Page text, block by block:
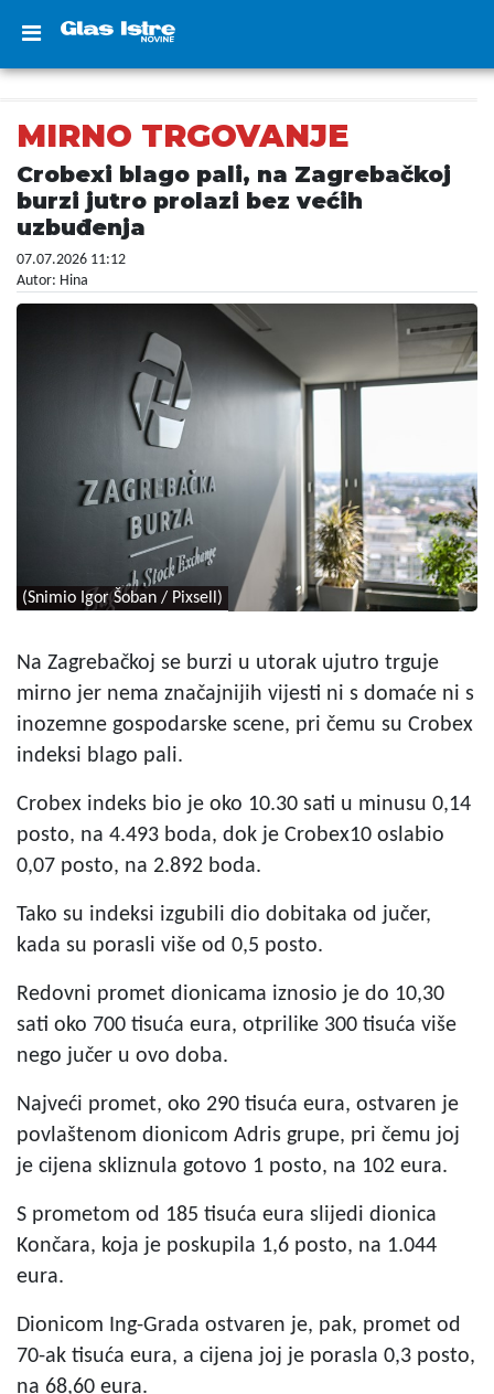
MIRNO TRGOVANJE
Crobexi blago pali, na Zagrebačkoj
burzi jutro prolazi bez većih
uzbuđenja
07.07.2026 11:12
Autor: Hina
(Snimio Igor Šoban / Pixsell)
Na Zagrebačkoj se burzi u utorak ujutro trguje
mirno jer nema značajnijih vijesti ni s domaće ni s
inozemne gospodarske scene, pri čemu su Crobex
indeksi blago pali.
Crobex indeks bio je oko 10.30 sati u minusu 0,14
posto, na 4.493 boda, dok je Crobex10 oslabio
0,07 posto, na 2.892 boda.
Tako su indeksi izgubili dio dobitaka od jučer,
kada su porasli više od 0,5 posto.
Redovni promet dionicama iznosio je do 10,30
sati oko 700 tisuća eura, otprilike 300 tisuća više
nego jučer u ovo doba.
Najveći promet, oko 290 tisuća eura, ostvaren je
povlaštenom dionicom Adris grupe, pri čemu joj
je cijena skliznula gotovo 1 posto, na 102 eura.
S prometom od 185 tisuća eura slijedi dionica
Končara, koja je poskupila 1,6 posto, na 1.044
eura.
Dionicom Ing-Grada ostvaren je, pak, promet od
70-ak tisuća eura, a cijena joj je porasla 0,3 posto,
na 68,60 eura.